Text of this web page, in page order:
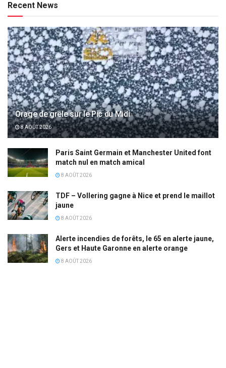
Recent News
Orage de grêle sur le Pic du Midi
8 AOÛT 2026
Paris Saint Germain et Manchester United font
match nul en match amical
8 AOÛT 2026
TDF – Vollering gagne à Nice et prend le maillot
jaune
8 AOÛT 2026
Alerte incendies de forêts, le 65 en alerte jaune,
Gers et Haute Garonne en alerte orange
8 AOÛT 2026